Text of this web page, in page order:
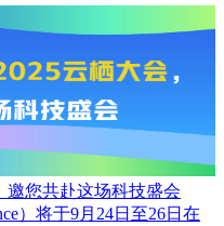
邀您共赴这场科技盛会
）将于9月24日至26日在